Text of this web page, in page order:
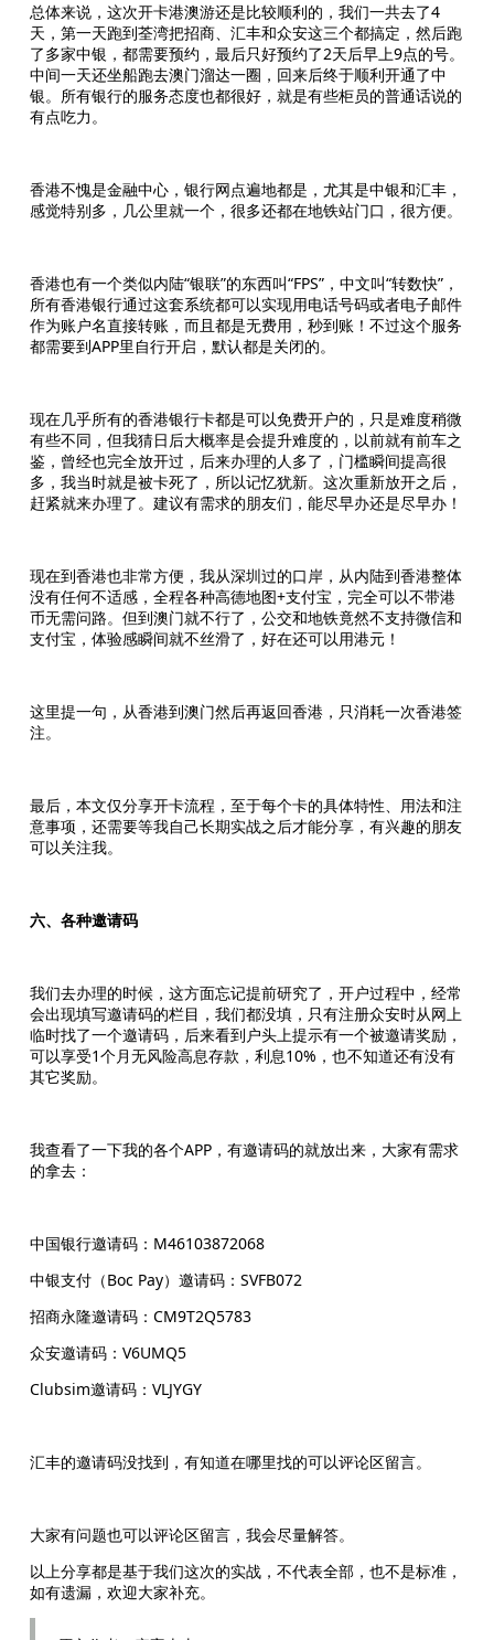
总体来说，这次开卡港澳游还是比较顺利的，我们一共去了4
天，第一天跑到荃湾把招商、汇丰和众安这三个都搞定，然后跑
了多家中银，都需要预约，最后只好预约了2天后早上9点的号。
中间一天还坐船跑去澳门溜达一圈，回来后终于顺利开通了中
银。所有银行的服务态度也都很好，就是有些柜员的普通话说的
有点吃力。
香港不愧是金融中心，银行网点遍地都是，尤其是中银和汇丰，
感觉特别多，几公里就一个，很多还都在地铁站门口，很方便。
香港也有一个类似内陆“银联”的东西叫“FPS”，中文叫“转数快”，
所有香港银行通过这套系统都可以实现用电话号码或者电子邮件
作为账户名直接转账，而且都是无费用，秒到账！不过这个服务
都需要到APP里自行开启，默认都是关闭的。
现在几乎所有的香港银行卡都是可以免费开户的，只是难度稍微
有些不同，但我猜日后大概率是会提升难度的，以前就有前车之
鉴，曾经也完全放开过，后来办理的人多了，门槛瞬间提高很
多，我当时就是被卡死了，所以记忆犹新。这次重新放开之后，
赶紧就来办理了。建议有需求的朋友们，能尽早办还是尽早办！
现在到香港也非常方便，我从深圳过的口岸，从内陆到香港整体
没有任何不适感，全程各种高德地图+支付宝，完全可以不带港
币无需问路。但到澳门就不行了，公交和地铁竟然不支持微信和
支付宝，体验感瞬间就不丝滑了，好在还可以用港元！
这里提一句，从香港到澳门然后再返回香港，只消耗一次香港签
注。
最后，本文仅分享开卡流程，至于每个卡的具体特性、用法和注
意事项，还需要等我自己长期实战之后才能分享，有兴趣的朋友
可以关注我。
六、各种邀请码
我们去办理的时候，这方面忘记提前研究了，开户过程中，经常
会出现填写邀请码的栏目，我们都没填，只有注册众安时从网上
临时找了一个邀请码，后来看到户头上提示有一个被邀请奖励，
可以享受1个月无风险高息存款，利息10%，也不知道还有没有
其它奖励。
我查看了一下我的各个APP，有邀请码的就放出来，大家有需求
的拿去：
中国银行邀请码：M46103872068
中银支付（Boc Pay）邀请码：SVFB072
招商永隆邀请码：CM9T2Q5783
众安邀请码：V6UMQ5
Clubsim邀请码：VLJYGY
汇丰的邀请码没找到，有知道在哪里找的可以评论区留言。
大家有问题也可以评论区留言，我会尽量解答。
以上分享都是基于我们这次的实战，不代表全部，也不是标准，
如有遗漏，欢迎大家补充。